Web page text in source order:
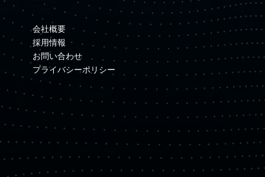
会社概要
採用情報
お問い合わせ
プライバシーポリシー